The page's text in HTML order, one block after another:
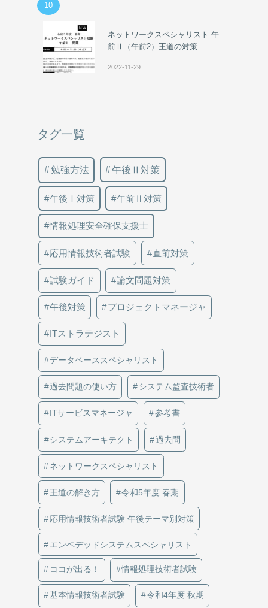
10
ネットワークスペシャリスト 午
前Ⅱ（午前2）王道の対策
2022-11-29
タグ一覧
勉強方法 午後Ⅱ対策
午後Ⅰ対策 午前Ⅱ対策
情報処理安全確保支援士
応用情報技術者試験 直前対策
試験ガイド 論文問題対策
午後対策 プロジェクトマネージャ
ITストラテジスト
データベーススペシャリスト
過去問題の使い方 システム監査技術者
ITサービスマネージャ 参考書
システムアーキテクト 過去問
ネットワークスペシャリスト
王道の解き方 令和5年度 春期
応用情報技術者試験 午後テーマ別対策
エンベデッドシステムスペシャリスト
ココが出る！ 情報処理技術者試験
基本情報技術者試験 令和4年度 秋期